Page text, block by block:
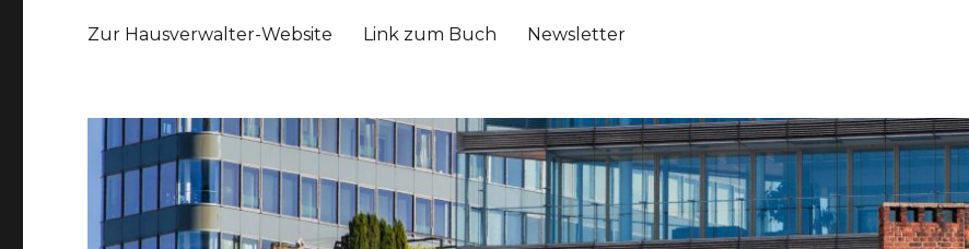
Zur Hausverwalter-Website Link zum Buch Newsletter